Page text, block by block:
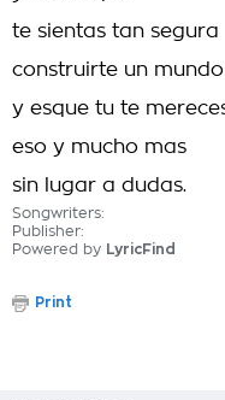
te sientas tan segura
construirte un
y esque tu te
eso y mucho mas
sin lugar a dudas.
Songwriters:
Publisher:
Powered by LyricFind
Print